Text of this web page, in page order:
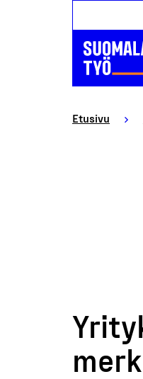
Etusivu